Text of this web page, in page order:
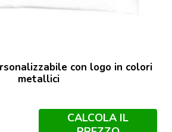
con logo in colori
metallici
CALCOLA IL